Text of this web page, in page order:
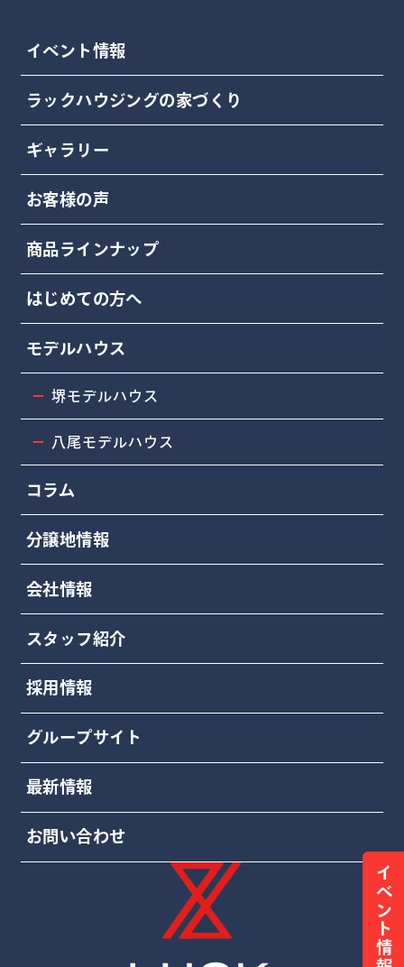
イベント情報
イベント情報
ラックハウジングの家づくり
ギャラリー
お客様の声
商品ラインナップ
はじめての方へ
モデルハウス
堺モデルハウス
八尾モデルハウス
コラム
分譲地情報
会社情報
スタッフ紹介
採用情報
グループサイト
最新情報
お問い合わせ